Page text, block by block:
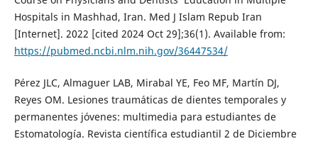
Hospitals in Mashhad, Iran. Med J Islam Repub Iran
[Internet]. 2022 [cited 2024 Oct 29];36(1). Available from:
https://pubmed.ncbi.nlm.nih.gov/36447534/
Pérez JLC, Almaguer LAB, Mirabal YE, Feo MF, Martín DJ,
Reyes OM. Lesiones traumáticas de dientes temporales y
permanentes jóvenes: multimedia para estudiantes de
Estomatología. Revista científica estudiantil 2 de Diciembre